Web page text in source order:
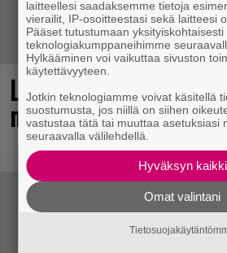
Loistopeli Steamistä
mutta pidä kiirettä
laitteellesi saadaksemme tietoja
vierailit, IP-osoitteestasi sekä laitteesi
Pääset tutustumaan
teknologiakumppaneihimme
Hylkääminen voi vaikuttaa sivuston
käytettävyyteen.
Jotkin teknologiamme voivat käsitellä
suostumusta, jos niillä on siihen
vastustaa tätä tai muuttaa asetuksiasi
seuraavalla välilehdellä.
Hyväksyn kaikki
Omat valintani